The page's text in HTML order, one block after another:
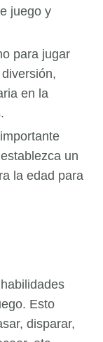
juego y
para jugar
en la
un
la edad para
Esto
disparar,